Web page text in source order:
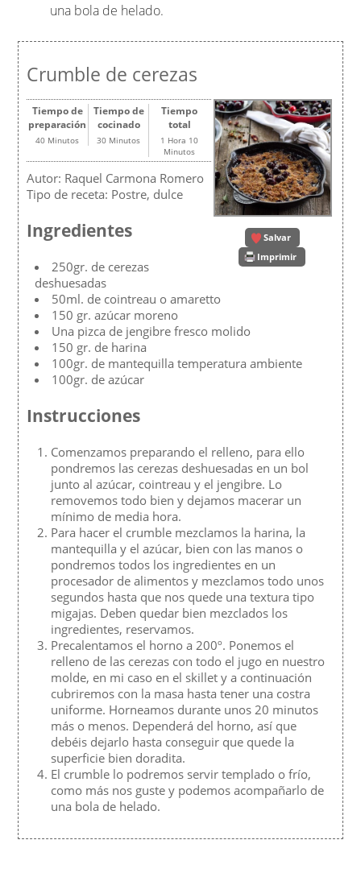
una bola de helado.
Crumble de cerezas
Salvar
Imprimir
Tiempo de
preparación
40 Minutos
Tiempo de
cocinado
30 Minutos
Tiempo
total
1 Hora 10
Minutos
Autor: Raquel Carmona Romero
Tipo de receta: Postre, dulce
Ingredientes
250gr. de cerezas
deshuesadas
50ml. de cointreau o amaretto
150 gr. azúcar moreno
Una pizca de jengibre fresco molido
150 gr. de harina
100gr. de mantequilla temperatura ambiente
100gr. de azúcar
Instrucciones
Comenzamos preparando el relleno, para ello
pondremos las cerezas deshuesadas en un bol
junto al azúcar, cointreau y el jengibre. Lo
removemos todo bien y dejamos macerar un
mínimo de media hora.
Para hacer el crumble mezclamos la harina, la
mantequilla y el azúcar, bien con las manos o
pondremos todos los ingredientes en un
procesador de alimentos y mezclamos todo unos
segundos hasta que nos quede una textura tipo
migajas. Deben quedar bien mezclados los
ingredientes, reservamos.
Precalentamos el horno a 200º. Ponemos el
relleno de las cerezas con todo el jugo en nuestro
molde, en mi caso en el skillet y a continuación
cubriremos con la masa hasta tener una costra
uniforme. Horneamos durante unos 20 minutos
más o menos. Dependerá del horno, así que
debéis dejarlo hasta conseguir que quede la
superficie bien doradita.
El crumble lo podremos servir templado o frío,
como más nos guste y podemos acompañarlo de
una bola de helado.